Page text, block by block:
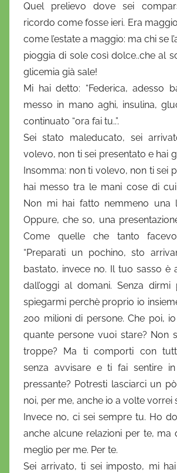
Quel prelievo dove sei
ricordo come fosse ieri. Era
come l’estate a maggio: ma chi se
pioggia di sole così dolce..che al
glicemia già sale!
Mi hai detto: “Federica, adesso
messo in mano aghi, insulina,
continuato “ora fai tu..”.
Sei stato maleducato, sei
volevo, non ti sei presentato e hai
Insomma: non ti volevo, non ti sei
hai messo tra le mani cose di
Non mi hai fatto nemmeno una
Oppure, che so, una
Come quelle che tanto
“Preparati un pochino, sto
bastato, invece no. Il tuo sasso è
dall’oggi al domani. Senza dirmi
spiegarmi perchè proprio io
200 milioni di persone. Che poi,
quante persone vuoi stare? Non
troppe? Ma ti comporti con
senza avvisare e ti fai sentire
pressante? Potresti lasciarci un
noi, per me, anche io a volte vorrei
Invece no, ci sei sempre tu. Ho
anche alcune relazioni per te, ma
meglio per me. Per te.
Sei arrivato, ti sei imposto, mi